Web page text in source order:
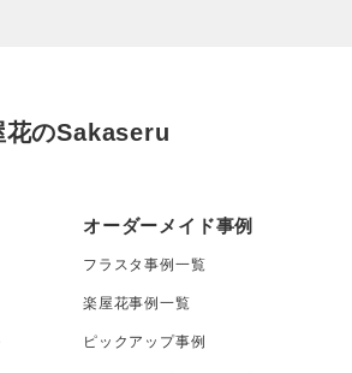
花のSakaseru
オーダーメイド事例
フラスタ事例一覧
楽屋花事例一覧
ピックアップ事例